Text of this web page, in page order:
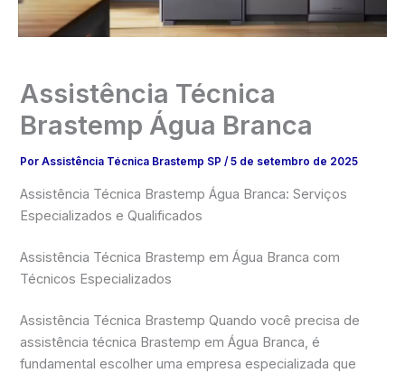
Assistência Técnica
Brastemp Água Branca
PorAssistência Técnica Brastemp SP/5 de setembro de 2025
Assistência Técnica Brastemp Água Branca: Serviços
Especializados e Qualificados
Assistência Técnica Brastemp em Água Branca com
Técnicos Especializados
Assistência Técnica Brastemp Quando você precisa de
assistência técnica Brastemp em Água Branca, é
fundamental escolher uma empresa especializada que